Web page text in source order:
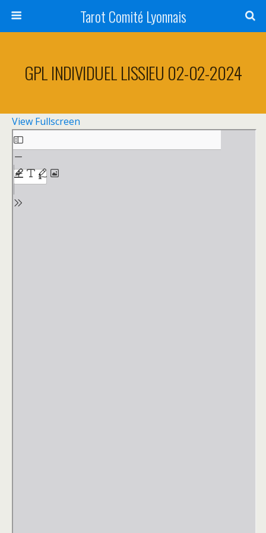
Tarot Comité Lyonnais
GPL INDIVIDUEL LISSIEU 02-02-2024
View Fullscreen